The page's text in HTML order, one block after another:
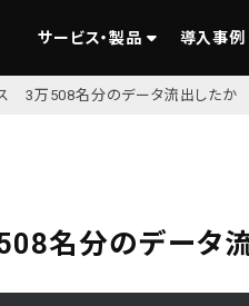
サービス・製品 導入事例
ス 3万508名分のデータ流出したか
名分のデータ